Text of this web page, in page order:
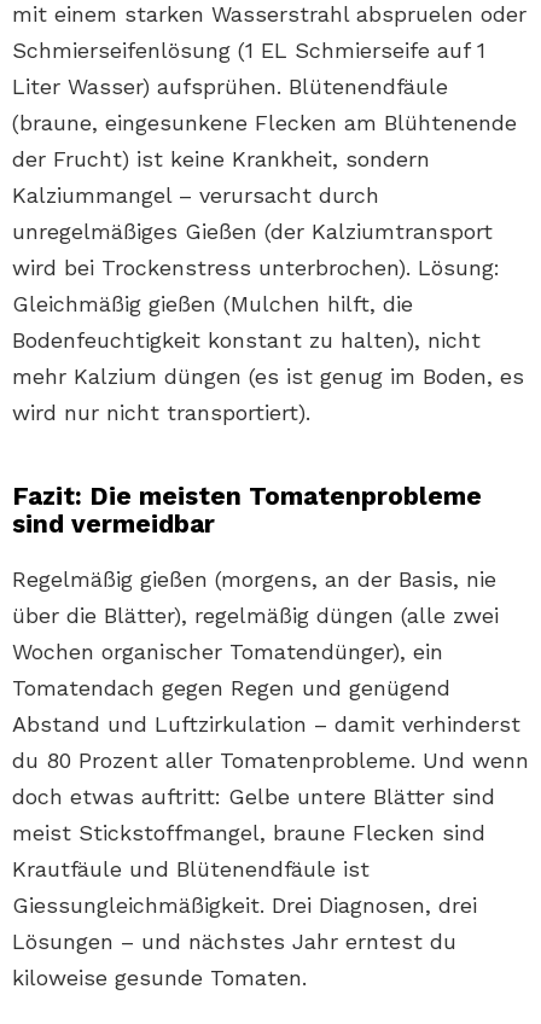
mit einem starken Wasserstrahl abspruelen oder
Schmierseifenlösung (1 EL Schmierseife auf 1
Liter Wasser) aufsprühen. Blütenendfäule
(braune, eingesunkene Flecken am Blühtenende
der Frucht) ist keine Krankheit, sondern
Kalziummangel – verursacht durch
unregelmäßiges Gießen (der Kalziumtransport
wird bei Trockenstress unterbrochen). Lösung:
Gleichmäßig gießen (Mulchen hilft, die
Bodenfeuchtigkeit konstant zu halten), nicht
mehr Kalzium düngen (es ist genug im Boden, es
wird nur nicht transportiert).
Fazit: Die meisten Tomatenprobleme
sind vermeidbar
Regelmäßig gießen (morgens, an der Basis, nie
über die Blätter), regelmäßig düngen (alle zwei
Wochen organischer Tomatendünger), ein
Tomatendach gegen Regen und genügend
Abstand und Luftzirkulation – damit verhinderst
du 80 Prozent aller Tomatenprobleme. Und wenn
doch etwas auftritt: Gelbe untere Blätter sind
meist Stickstoffmangel, braune Flecken sind
Krautfäule und Blütenendfäule ist
Giessungleichmäßigkeit. Drei Diagnosen, drei
Lösungen – und nächstes Jahr erntest du
kiloweise gesunde Tomaten.